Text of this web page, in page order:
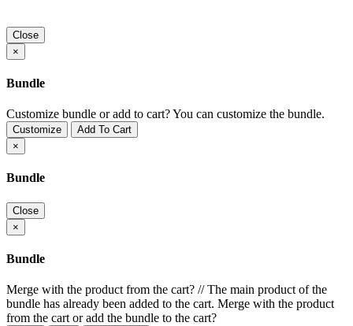
Close
×
Bundle
Customize bundle or add to cart?You can customize the bundle.
Customize
Add To Cart
×
Bundle
Close
×
Bundle
Merge with the product from the cart? //The main product of the
bundle has already been added to the cart. Merge with the product
from the cart or add the bundle to the cart?